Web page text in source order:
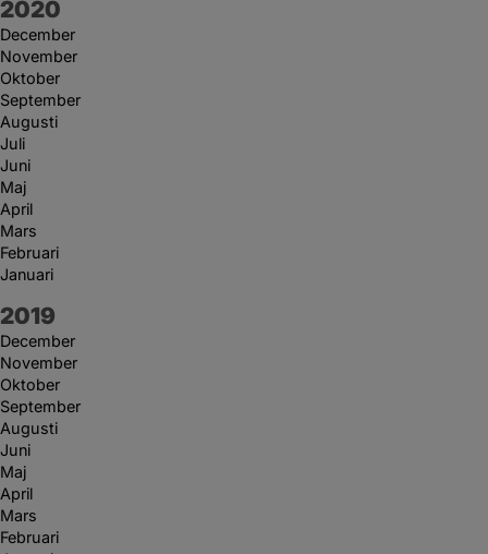
År:
2020
December
November
Oktober
September
Augusti
Juli
Juni
Maj
April
Mars
Februari
Januari
År:
2019
December
November
Oktober
September
Augusti
Juni
Maj
April
Mars
Februari